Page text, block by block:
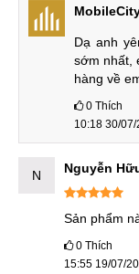
Dạ anh
sớm nhất,
hàng về
0 Thích
10:18 30/07/
N Nguyễn
Sản phẩm
0 Thích
15:55 19/07/